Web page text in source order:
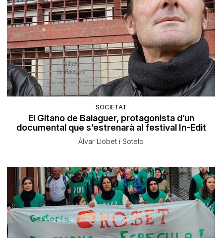
SOCIETAT
El Gitano de Balaguer, protagonista d’un
documental que s’estrenarà al festival In-Edit
Àlvar Llobet i Sotelo